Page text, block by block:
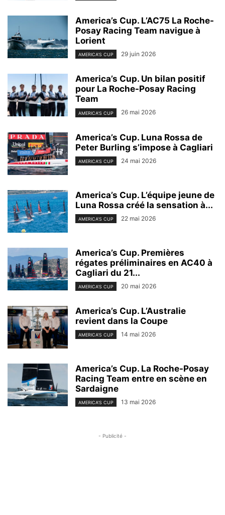
America’s Cup. L’AC75 La Roche-
Posay Racing Team navigue à
Lorient
AMERICA'S CUP 29 juin 2026
America’s Cup. Un bilan positif
pour La Roche-Posay Racing
Team
AMERICA'S CUP 26 mai 2026
America’s Cup. Luna Rossa de
Peter Burling s’impose à Cagliari
AMERICA'S CUP 24 mai 2026
America’s Cup. L’équipe jeune de
Luna Rossa créé la sensation à...
AMERICA'S CUP 22 mai 2026
America’s Cup. Premières
régates préliminaires en AC40 à
Cagliari du 21...
AMERICA'S CUP 20 mai 2026
America’s Cup. L’Australie
revient dans la Coupe
AMERICA'S CUP 14 mai 2026
America’s Cup. La Roche-Posay
Racing Team entre en scène en
Sardaigne
AMERICA'S CUP 13 mai 2026
- Publicité -